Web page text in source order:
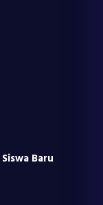
Baru